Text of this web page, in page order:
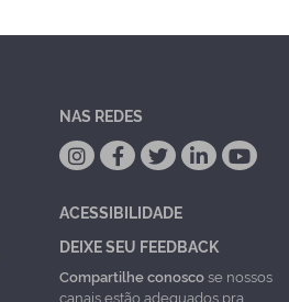
NAS REDES
ACESSIBILIDADE
DEIXE SEU FEEDBACK
Compartilhe conoscose nossos
canais estão adequados pra